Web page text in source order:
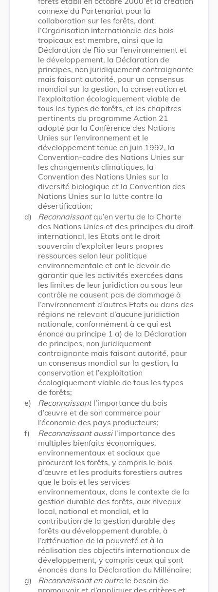
connexe du Partenariat pour la
collaboration sur les forêts, dont
l’Organisation internationale des bois
tropicaux est membre, ainsi que la
Déclaration de Rio sur l’environnement et
le développement, la Déclaration de
principes, non juridiquement contraignante
mais faisant autorité, pour un consensus
mondial sur la gestion, la conservation et
l’exploitation écologiquement viable de
tous les types de forêts, et les chapitres
pertinents du programme Action 21
adopté par la Conférence des Nations
Unies sur l’environnement et le
développement tenue en juin 1992, la
Convention-cadre des Nations Unies sur
les changements climatiques, la
Convention des Nations Unies sur la
diversité biologique et la Convention des
Nations Unies sur la lutte contre la
désertification;
d)
Reconnaissantqu’en vertu de la Charte
des Nations Unies et des principes du droit
international, les Etats ont le droit
souverain d’exploiter leurs propres
ressources selon leur politique
environnementale et ont le devoir de
garantir que les activités exercées dans
les limites de leur juridiction ou sous leur
contrôle ne causent pas de dommage à
l’environnement d’autres Etats ou dans des
régions ne relevant d’aucune juridiction
nationale, conformément à ce qui est
énoncé au principe 1 a) de la Déclaration
de principes, non juridiquement
contraignante mais faisant autorité, pour
un consensus mondial sur la gestion, la
conservation et l’exploitation
écologiquement viable de tous les types
de forêts;
e)
Reconnaissantl’importance du bois
d’œuvre et de son commerce pour
l’économie des pays producteurs;
f)
Reconnaissant aussil’importance des
multiples bienfaits économiques,
environnementaux et sociaux que
procurent les forêts, y compris le bois
d’œuvre et les produits forestiers autres
que le bois et les services
environnementaux, dans le contexte de la
gestion durable des forêts, aux niveaux
local, national et mondial, et la
contribution de la gestion durable des
forêts au développement durable, à
l’atténuation de la pauvreté et à la
réalisation des objectifs internationaux de
développement, y compris ceux qui sont
énoncés dans la Déclaration du Millénaire;
g)
Reconnaissant en outrele besoin de
promouvoir et d’appliquer des critères et